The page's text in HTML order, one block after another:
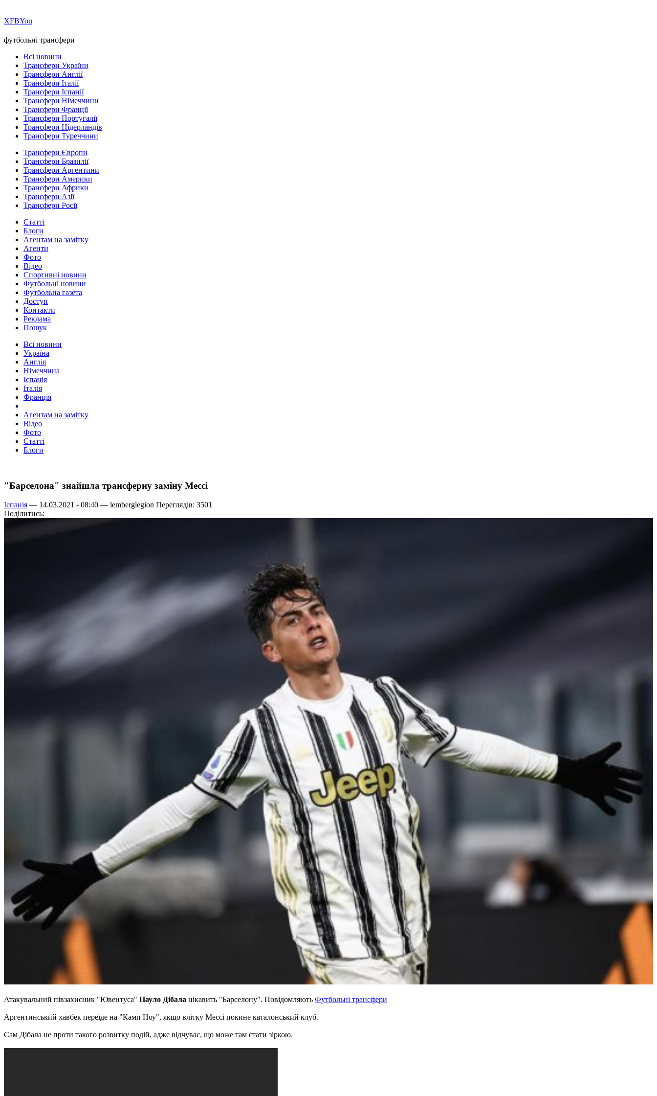
ХFBYou
футбольні трансфери
Всі новини
Трансфери України
Трансфери Англії
Трансфери Італії
Трансфери Іспанії
Трансфери Німеччини
Трансфери Франції
Трансфери Португалії
Трансфери Нідерландів
Трансфери Туреччини
Трансфери Європи
Трансфери Бразилії
Трансфери Аргентини
Трансфери Америки
Трансфери Африки
Трансфери Азії
Трансфери Росії
Статті
Блоги
Агентам на замітку
Агенти
Фото
Відео
Спортивні новини
Футбольні новини
Футбольна газета
Доступ
Контакти
Реклама
Пошук
Всі новини
Україна
Англія
Німеччина
Іспанія
Італія
Франція
Агентам на замітку
Відео
Фото
Статті
Блоги
"Барселона" знайшла трансферну заміну Мессі
Іспанія — 14.03.2021 - 08:40 — lemberglegion Переглядів: 3501
Поділитись:
Атакувальний півзахисник "Ювентуса" Пауло Дібала цікавить "Барселону". Повідомляють Футбольні трансфери
Аргентинський хавбек переїде на "Камп Ноу", якщо влітку Мессі покине каталонський клуб.
Сам Дібала не проти такого розвитку подій, адже відчуває, що може там стати зіркою.